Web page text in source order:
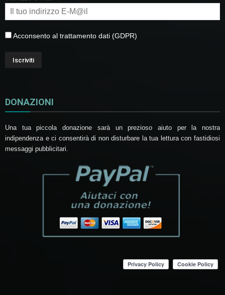
Acconsento al trattamento dati (GDPR)
DONAZIONI
Una tua piccola donazione sarà un prezioso aiuto per la nostra
indipendenza e ci consentirà di non disturbare la tua lettura con fastidiosi
messaggi pubblicitari.